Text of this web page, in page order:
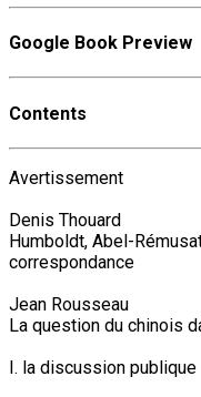
Google Book Preview
Contents
Avertissement
Denis Thouard
Humboldt, Abel-
correspondance
Jean Rousseau
La question du chinois
I. la discussion publique